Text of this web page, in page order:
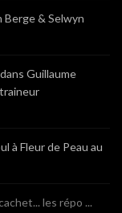
Berge & Selwyn
Guillaume
à Fleur de Peau au
les répo ...